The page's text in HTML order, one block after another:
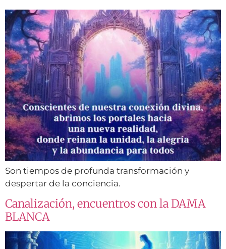
Son tiempos de profunda transformación y
despertar de la conciencia.
Canalización, encuentros con la DAMA
BLANCA